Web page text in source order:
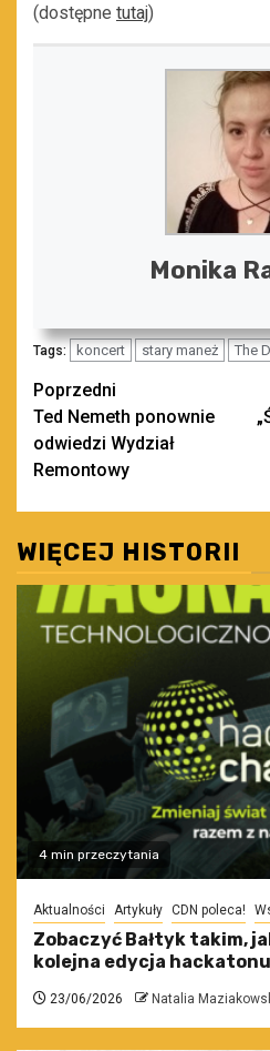
(dostępne tutaj)
Monika
Tags: koncert stary maneż The
Zobacz
wpisy
Poprzedni
Ted Nemeth ponownie
odwiedzi Wydział
Remontowy
WIĘCEJ HISTORII
4 min przeczytania
Aktualności Artykuły CDN poleca!
Zobaczyć Bałtyk takim,
kolejna edycja
23/06/2026 Natalia